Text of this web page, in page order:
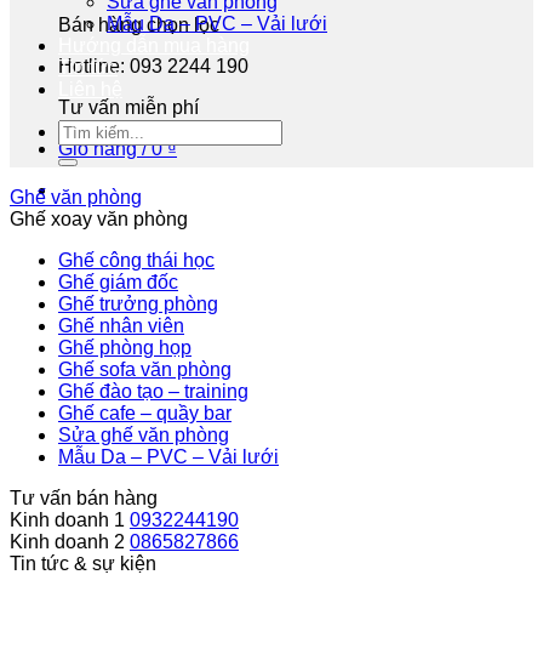
Bán hàng chọn lọc
Hotline: 093 2244 190
Tư vấn miễn phí
Giỏ hàng /0₫
Mẫu Da – PVC – Vải lưới
Tin tức
Ghế văn phòng
Ghế xoay văn phòng
Ghế công thái học
Ghế giám đốc
Ghế trưởng phòng
Ghế nhân viên
Ghế phòng họp
Ghế sofa văn phòng
Ghế đào tạo – training
Ghế cafe – quầy bar
Sửa ghế văn phòng
Mẫu Da – PVC – Vải lưới
Tư vấn bán hàng
Kinh doanh 1 0932244190
Kinh doanh 2 0865827866
Tin tức & sự kiện